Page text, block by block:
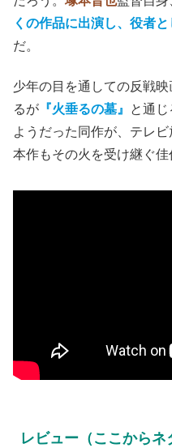
くの作品に出演し、役者
だ。
少年の目を通しての反戦
るが 『火垂るの墓』
と通
ようだった同作が、テレ
本作もその火を受け継ぐ佳
レビュー（ここからネ